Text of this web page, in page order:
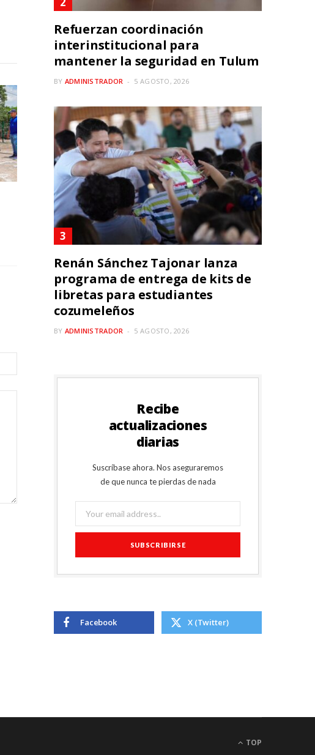
Refuerzan coordinación
interinstitucional para
mantener la seguridad en Tulum
BY ADMINISTRADOR 5 AGOSTO, 2026
Renán Sánchez Tajonar lanza
programa de entrega de kits de
libretas para estudiantes
cozumeleños
BY ADMINISTRADOR 5 AGOSTO, 2026
Recibe
actualizaciones
diarias
Suscríbase ahora. Nos aseguraremos
de que nunca te pierdas de nada
Facebook X (Twitter)
TOP